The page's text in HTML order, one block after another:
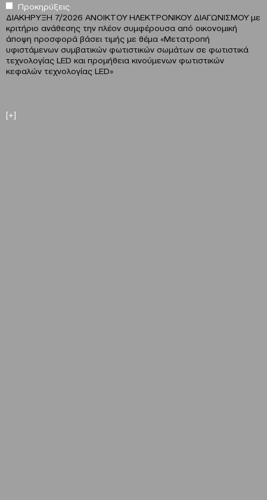
Προκηρύξεις
ΔΙΑΚΗΡΥΞΗ 7/2026 ΑΝΟΙΚΤΟΥ ΗΛΕΚΤΡΟΝΙΚΟΥ ΔΙΑΓΩΝΙΣΜΟΥ με
κριτήριο ανάθεσης την πλέον συμφέρουσα από οικονομική
άποψη προσφορά βάσει τιμής με θέμα «Μετατροπή
υφιστάμενων συμβατικών φωτιστικών σωμάτων σε φωτιστικά
τεχνολογίας LED και προμήθεια κινούμενων φωτιστικών
κεφαλών τεχνολογίας LED»
[+]